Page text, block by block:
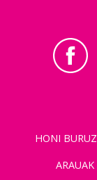
HONI BURUZ
ARAUAK